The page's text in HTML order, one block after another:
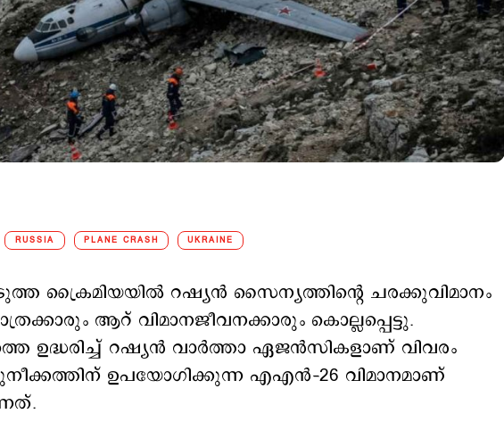
RUSSIA PLANE CRASH UKRAINE
ക്രൈമിയയില്‍ റഷ്യന്‍ സൈന്യത്തിന്റെ ചരക്കുവിമാനം
ആറ് വിമാനജീവനക്കാരും കൊല്ലപ്പെട്ടു.
ഉദ്ധരിച്ച് റഷ്യന്‍ വാര്‍ത്താ ഏജന്‍സികളാണ് വിവരം
ഉപയോഗിക്കുന്ന എഎന്‍–26 വിമാനമാണ്